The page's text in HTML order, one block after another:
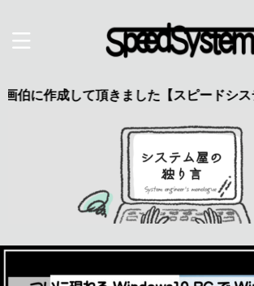
頂きました【スピードシステムのペ